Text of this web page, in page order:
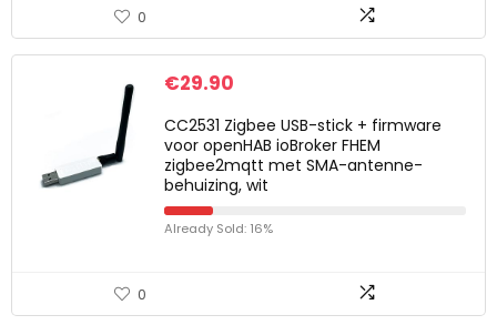
0
€29.90
CC2531 Zigbee USB-stick + firmware
voor openHAB ioBroker FHEM
zigbee2mqtt met SMA-antenne-
behuizing, wit
Already Sold: 16%
0